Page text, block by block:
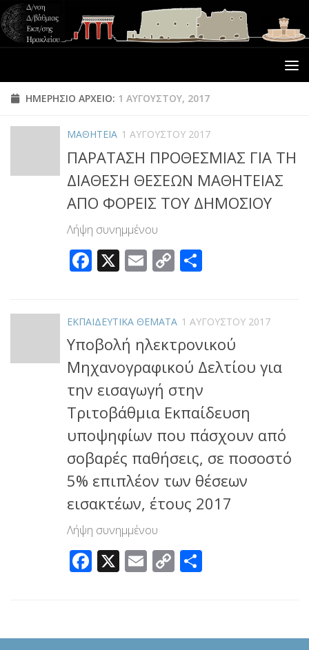
ΗΜΕΡΉΣΙΟ ΑΡΧΕΊΟ: 1 ΑΥΓΟΎΣΤΟΥ, 2017
ΜΑΘΗΤΕΙΑ 1 ΑΥΓΟΎΣΤΟΥ 2017
ΠΑΡΑΤΑΣΗ ΠΡΟΘΕΣΜΙΑΣ ΓΙΑ ΤΗ
ΔΙΑΘΕΣΗ ΘΕΣΕΩΝ ΜΑΘΗΤΕΙΑΣ
ΑΠΟ ΦΟΡΕΙΣ ΤΟΥ ΔΗΜΟΣΙΟΥ
Λήψη συνημμένου
Facebook
X Email
Copy
ΕΚΠΑΙΔΕΥΤΙΚΑ ΘΕΜΑΤΑ 1 ΑΥΓΟΎΣΤΟΥ 2017
Υποβολή ηλεκτρονικού
Μηχανογραφικού Δελτίου για
την εισαγωγή στην
Τριτοβάθμια Εκπαίδευση
υποψηφίων που πάσχουν από
σοβαρές παθήσεις, σε ποσοστό
5% επιπλέον των θέσεων
εισακτέων, έτους 2017
Λήψη συνημμένου
Facebook
X Email
Copy